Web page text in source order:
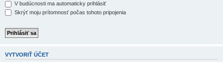
V budúcnosti ma automaticky prihlásiť
Skrýť moju prítomnosť počas tohoto pripojenia
VYTVORIŤ ÚČET